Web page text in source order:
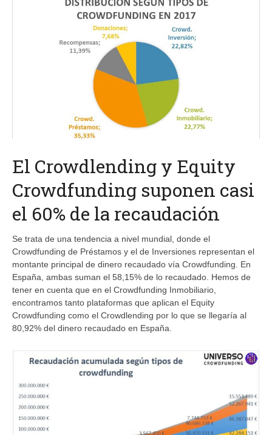
El Crowdlending y Equity
Crowdfunding suponen casi
el 60% de la recaudación
Se trata de una tendencia a nivel mundial, donde el
Crowdfunding de Préstamos y el de Inversiones representan el
montante principal de dinero recaudado vía Crowdfunding. En
España, ambas suman el 58,15% de lo recaudado. Hemos de
tener en cuenta que en el Crowdfunding Inmobiliario,
encontramos tanto plataformas que aplican el Equity
Crowdfunding como el Crowdlending por lo que se llegaría al
80,92% del dinero recaudado en España.